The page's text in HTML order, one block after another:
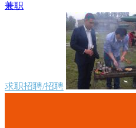
兼职
求职招聘/招聘